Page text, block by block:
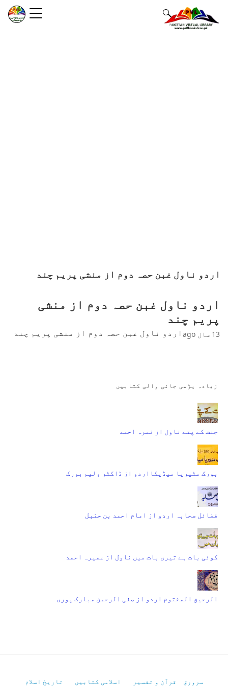
اردو ناول غبن حصہ دوم از منشی پریم چند
اردو ناول غبن حصہ دوم از منشی
پریم چند
13 سال ago اردو ناول غبن حصہ دوم از منشی پریم چند
زیادہ پڑھی جانی والی کتابیں
جنت کے پتے ناول از نمرہ احمد
بورک مٹیریا میڈیکااردو از ڈاکٹر ولیم بورک
فضائل صحابہ اردو از امام احمد بن حنبل
کوئی بات ہے تیری بات میں ناول از عمیرہ احمد
الرحیق المختوم اردو از صفی الرحمن مبارک پوری
سرورق قرآن و تفسیر اسلامی کتابیں تاریخِ اسلام